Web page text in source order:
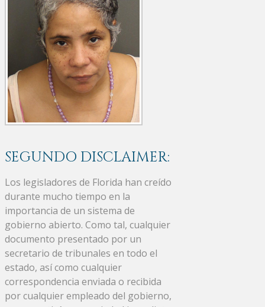
SEGUNDO DISCLAIMER:
Los legisladores de Florida han creído
durante mucho tiempo en la
importancia de un sistema de
gobierno abierto. Como tal, cualquier
documento presentado por un
secretario de tribunales en todo el
estado, así como cualquier
correspondencia enviada o recibida
por cualquier empleado del gobierno,